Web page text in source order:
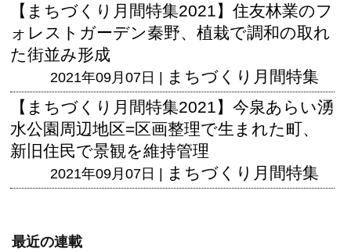
【まちづくり月間特集2021】住友林業のフ
ォレストガーデン秦野、植栽で調和の取れ
た街並み形成
2021年09月07日 | まちづくり月間特集
【まちづくり月間特集2021】今泉あらい湧
水公園周辺地区=区画整理で生まれた町、
新旧住民で景観を維持管理
2021年09月07日 | まちづくり月間特集
最近の連載